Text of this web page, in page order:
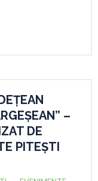
–
DE
PITEȘTI